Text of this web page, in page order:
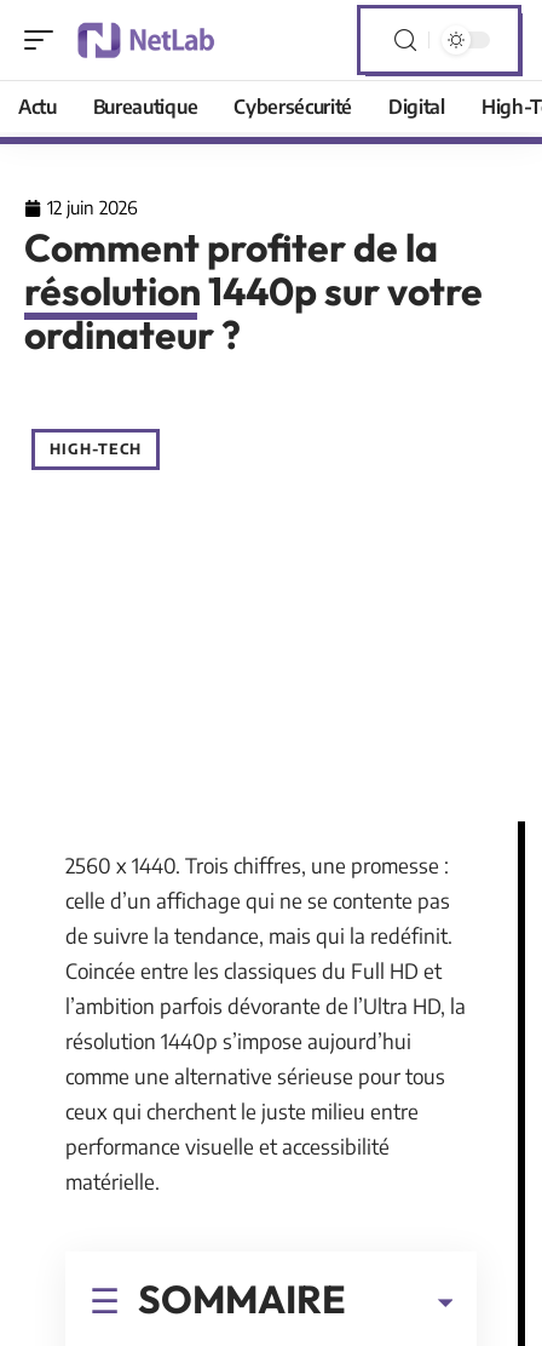
Actu Bureautique Cybersécurité Digital High-
12 juin 2026
Comment profiter de la
résolution 1440p sur votre
ordinateur ?
HIGH-TECH
2560 x 1440. Trois chiffres, une promesse :
celle d’un affichage qui ne se contente pas
de suivre la tendance, mais qui la redéfinit.
Coincée entre les classiques du Full HD et
l’ambition parfois dévorante de l’Ultra HD, la
résolution 1440p s’impose aujourd’hui
comme une alternative sérieuse pour tous
ceux qui cherchent le juste milieu entre
performance visuelle et accessibilité
matérielle.
SOMMAIRE